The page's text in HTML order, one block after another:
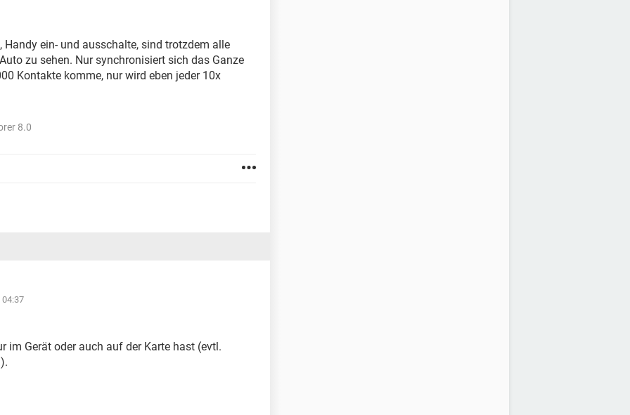
ein- und ausschalte, sind trotzdem alle
zu sehen. Nur synchronisiert sich das Ganze
Kontakte komme, nur wird eben jeder 10x
8.0
04:37
im Gerät oder auch auf der Karte hast (evtl.